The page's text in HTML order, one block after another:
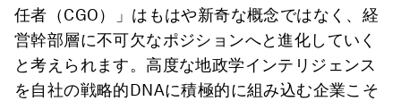
任者（CGO）」はもはや新奇な概念ではなく、経
営幹部層に不可欠なポジションへと進化していく
と考えられます。高度な地政学インテリジェンス
を自社の戦略的DNAに積極的に組み込む企業こそ